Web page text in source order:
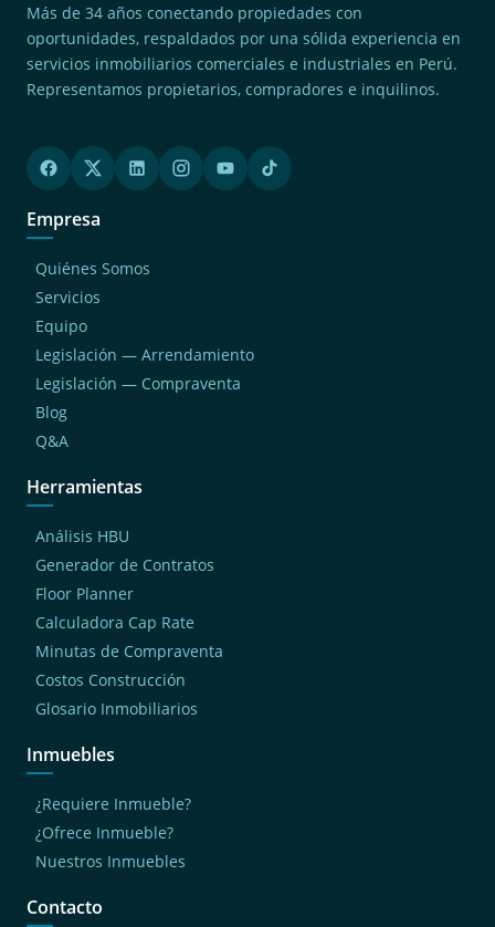
Más de 34 años conectando propiedades con
oportunidades, respaldados por una sólida experiencia en
servicios inmobiliarios comerciales e industriales en Perú.
Representamos propietarios, compradores e inquilinos.
Empresa
Quiénes Somos
Servicios
Equipo
Legislación — Arrendamiento
Legislación — Compraventa
Blog
Q&A
Herramientas
Análisis HBU
Generador de Contratos
Floor Planner
Calculadora Cap Rate
Minutas de Compraventa
Costos Construcción
Glosario Inmobiliarios
Inmuebles
¿Requiere Inmueble?
¿Ofrece Inmueble?
Nuestros Inmuebles
Contacto